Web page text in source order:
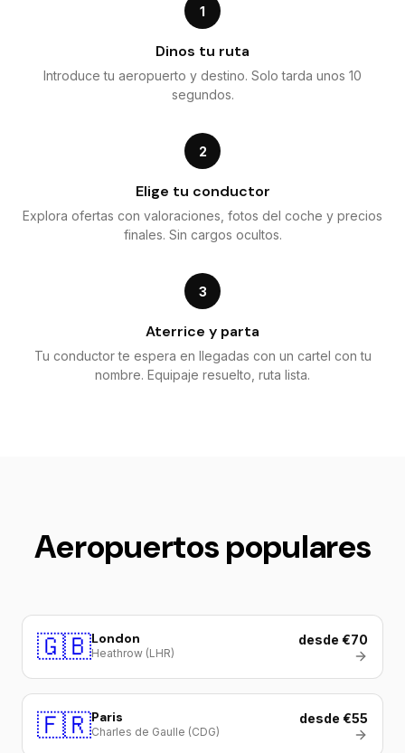
1
Dinos tu ruta
Introduce tu aeropuerto y destino. Solo tarda unos 10
segundos.
2
Elige tu conductor
Explora ofertas con valoraciones, fotos del coche y precios
finales. Sin cargos ocultos.
3
Aterrice y parta
Tu conductor te espera en llegadas con un cartel con tu
nombre. Equipaje resuelto, ruta lista.
Aeropuertos populares
🇬🇧London
Heathrow (LHR)
desde €70
🇫🇷Paris
Charles de Gaulle (CDG)
desde €55